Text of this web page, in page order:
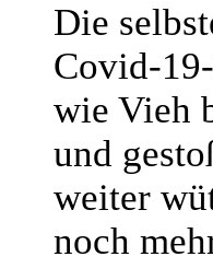
Die
Covid-
wie Vieh
und
weiter
noch